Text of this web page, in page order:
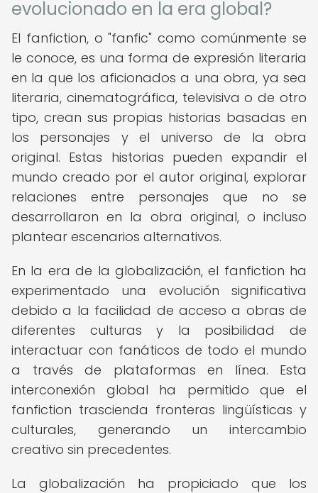
evolucionado en la era global?
El fanfiction, o "fanfic" como comúnmente se
le conoce, es una forma de expresión literaria
en la que los aficionados a una obra, ya sea
literaria, cinematográfica, televisiva o de otro
tipo, crean sus propias historias basadas en
los personajes y el universo de la obra
original. Estas historias pueden expandir el
mundo creado por el autor original, explorar
relaciones entre personajes que no se
desarrollaron en la obra original, o incluso
plantear escenarios alternativos.
En la era de la globalización, el fanfiction ha
experimentado una evolución significativa
debido a la facilidad de acceso a obras de
diferentes culturas y la posibilidad de
interactuar con fanáticos de todo el mundo
a través de plataformas en línea. Esta
interconexión global ha permitido que el
fanfiction trascienda fronteras lingüísticas y
culturales, generando un intercambio
creativo sin precedentes.
La globalización ha propiciado que los